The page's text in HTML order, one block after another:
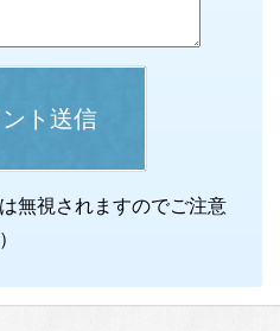
ト送信
無視されますのでご注意